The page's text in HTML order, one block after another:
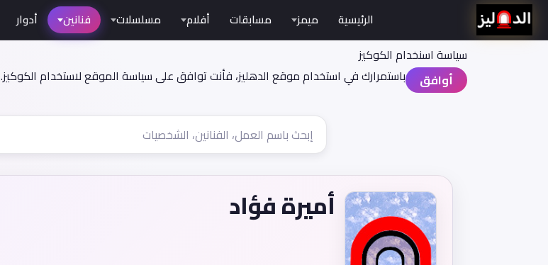
سياسة اسنخدام الكوكيز
أوافق
باستمرارك في استخدام موقع الدهليز، فأنت توافق على سياسة الموقع لاستخدام الكوكيز.
الرئيسية ميمز مسابقات أفلام مسلسلات فنانين أدوار
أميرة فؤاد